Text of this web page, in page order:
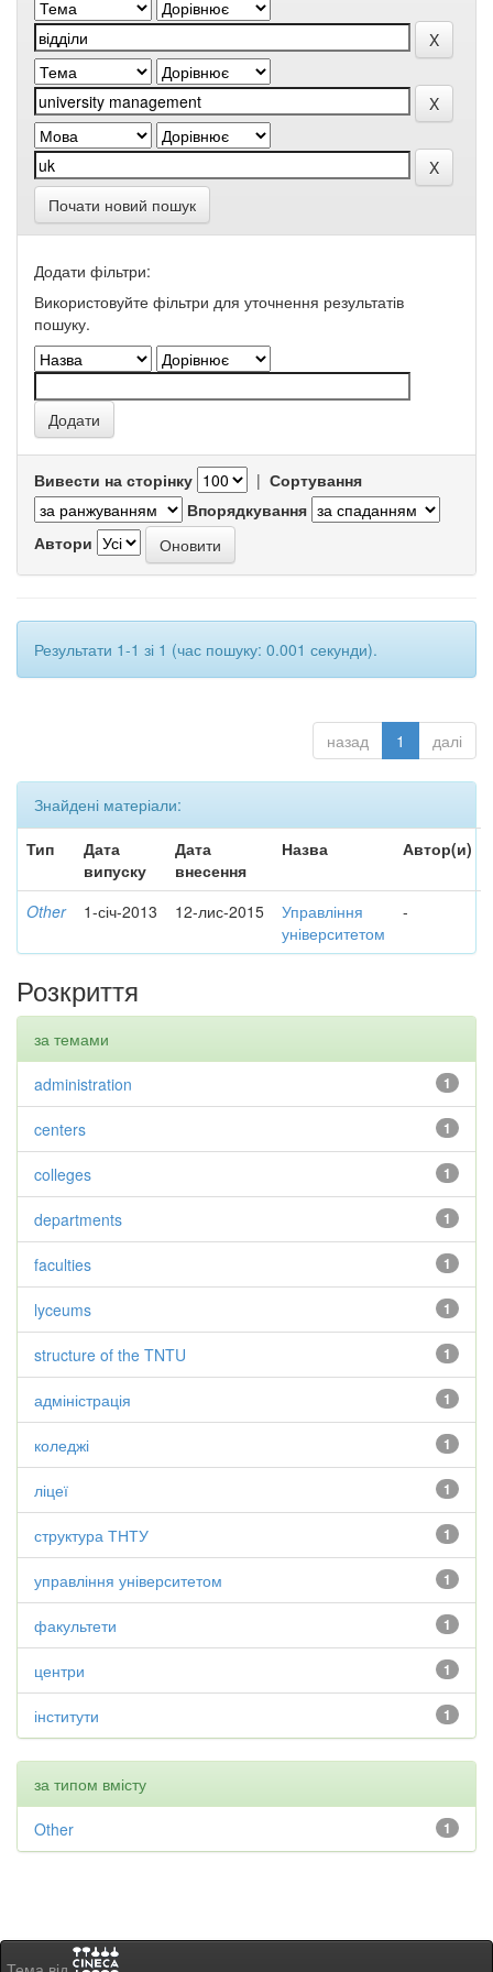
Почати новий пошук
Додати фільтри:
Використовуйте фільтри для уточнення результатів
пошуку.
Вивести на сторінку | Сортування
Впорядкування
Автори
Результати 1-1 зі 1 (час пошуку: 0.001 секунди).
назад 1 далі
Знайдені матеріали:
Тип
Дата
випуску
Дата
внесення
Назва Автор(и)
Other 1-січ-2013 12-лис-2015
Управління
університетом
-
Розкриття
за темами
1
administration
1
centers
1
colleges
1
departments
1
faculties
1
lyceums
1
structure of the TNTU
1
адміністрація
1
коледжі
1
ліцеї
1
структура ТНТУ
1
управління університетом
1
факультети
1
центри
1
інститути
за типом вмісту
1
Other